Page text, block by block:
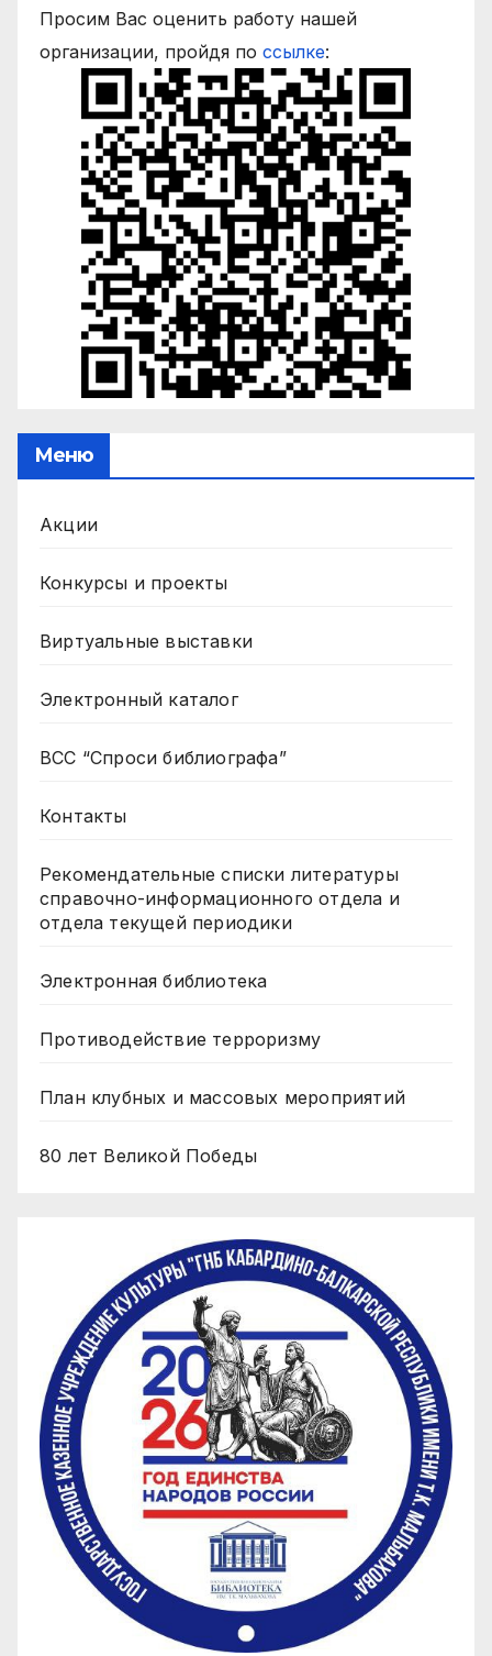
Просим Вас оценить работу нашей
организации, пройдя по ссылке:
Меню
Акции
Конкурсы и проекты
Виртуальные выставки
Электронный каталог
ВСС “Спроси библиографа”
Контакты
Рекомендательные списки литературы
справочно-информационного отдела и
отдела текущей периодики
Электронная библиотека
Противодействие терроризму
План клубных и массовых мероприятий
80 лет Великой Победы